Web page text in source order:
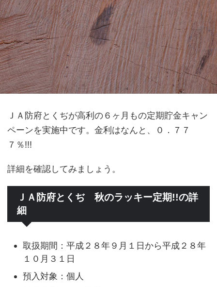
ＪＡ防府とくぢが高利の６ヶ月もの定期貯金キャン
ペーンを実施中です。金利はなんと、０．７７
７％!!!
詳細を確認してみましょう。
ＪＡ防府とくぢ 秋のラッキー定期!!の詳
細
取扱期間：平成２８年９月１日から平成２８年
１０月３１日
預入対象：個人